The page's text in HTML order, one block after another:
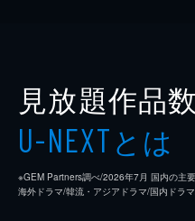
見放題作品数
U-NEXTとは
※GEM Partners調べ/2026年7⽉ 国内の主
海外ドラマ/韓流・アジアドラマ/国内ドラ